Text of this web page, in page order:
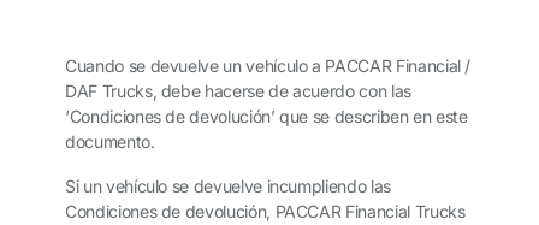
Cuando se devuelve un vehículo a PACCAR Financial /
DAF Trucks, debe hacerse de acuerdo con las
‘Condiciones de devolución’ que se describen en este
documento.
Si un vehículo se devuelve incumpliendo las
Condiciones de devolución, PACCAR Financial Trucks